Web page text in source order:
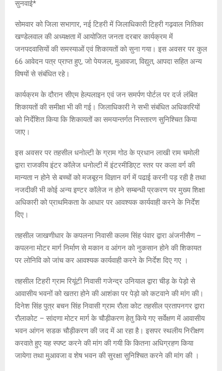
सुनवाई*
सोमवार को जिला सभागार, नई टिहरी में जिलाधिकारी टिहरी गढ़वाल नितिका
खण्डेलवाल की अध्यक्षता में आयोजित जनता दरबार कार्यक्रम में
जनपदवासियों की समस्याओं एवं शिकायतों को सुना गया। इस अवसर पर कुल
66 आवेदन पत्र प्राप्त हुए, जो पेयजल, मुआवजा, विद्युत, आपदा सहित अन्य
विषयों से संबंधित रहे।
कार्यक्रम के दौरान सीएम हेल्पलाइन एवं जन समर्पण पोर्टल पर दर्ज लंबित
शिकायतों की समीक्षा भी की गई। जिलाधिकारी ने सभी संबंधित अधिकारियों
को निर्देशित किया कि शिकायतों का समयान्तर्गत निस्तारण सुनिश्चित किया
जाए।
इस अवसर पर तहसील धनोल्टी के ग्राम गोठ के प्रधान लाखी राम चमोली
द्वारा राजकीय इंटर कॉलेज धनोल्टी में इंटरमीडिएट स्तर पर कला वर्ग की
मान्यता न होने से बच्चों को मजबूरन विज्ञान वर्ग में पढाई करनी पड़ रही है तथा
नजदीकी भी कोई अन्य इण्टर कॉलेज न होने सम्बन्धी प्रकरण पर मुख्य शिक्षा
अधिकारी को प्राथमिकता के आधार पर आवश्यक कार्यवाही करने के निर्देश
दिए।
तहसील जाखणीधार के कपलना निवासी कलम सिंह पंवार द्वारा अंजनीसैण –
कपलना मोटर मार्ग निर्माण से मकान व आंगन को नुकसान होने की शिकायत
पर लोनिवि को जांच कर आवश्यक कार्यवाही करने के निर्देश दिए गए ।
तहसील टिहरी ग्राम रियूंटी निवासी गजेन्द्र उनियाल द्वारा चीड़ के पेड़ो से
आवासीय भवनों को खतरा होने की आशंका पर पेड़ो को कटवाने की मांग की।
दिनेश सिंह पुत्र बचन सिंह निवासी ग्राम रौला कोट तहसील प्रतापनगर द्वारा
रौलाकोट – सांदणा मोटर मार्ग के चौड़ीकरण हेतु किये गए सर्वेक्षण में आवासीय
भवन आंगन सडक चौड़ीकरण की जद में आ रहा है। इसपर स्थलीय निरीक्षण
करवाते हुए यह स्पष्ट करने की मांग की गयी कि कितना अधिग्रहण किया
जायेगा तथा मुआवजा व शेष भवन की सुरक्षा सुनिश्चित करने की मांग की ।